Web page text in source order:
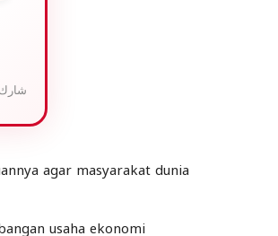
agar masyarakat dunia
usaha ekonomi